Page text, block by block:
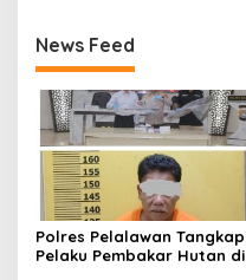
News Feed
Polres Pelalawan Tangkap
Pelaku Pembakar Hutan di